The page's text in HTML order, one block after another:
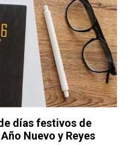
días festivos de
Nuevo y Reyes